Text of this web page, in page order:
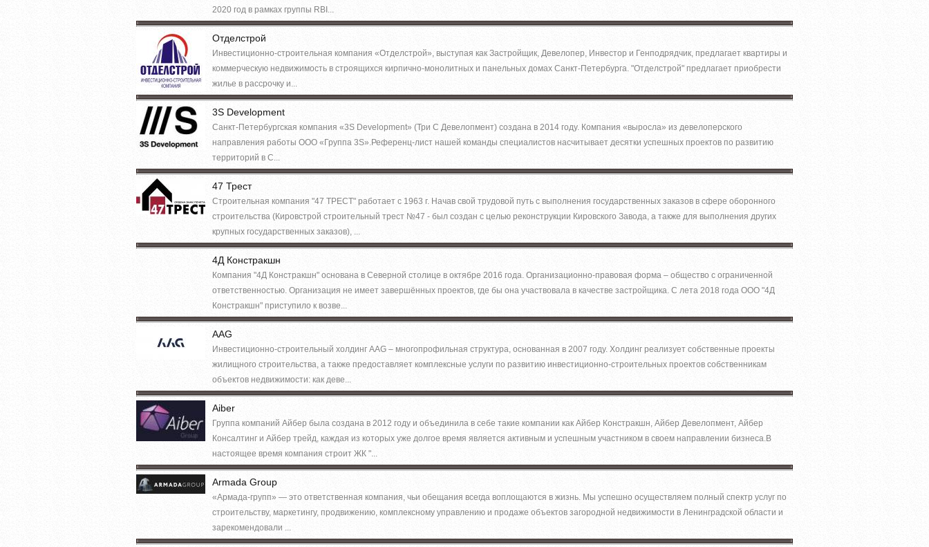
2020 год в рамках группы RBI...
Отделстрой
Инвестиционно-строительная компания «Отделстрой», выступая как Застройщик, Девелопер, Инвестор и Генподрядчик, предлагает квартиры и
коммерческую недвижимость в строящихся кирпично-монолитных и панельных домах Санкт-Петербурга. "Отделстрой" предлагает приобрести
жилье в рассрочку и...
3S Development
Санкт-Петербургская компания «3S Development» (Три С Девелопмент) создана в 2014 году. Компания «выросла» из девелоперского
направления работы ООО «Группа 3S».Референц-лист нашей команды специалистов насчитывает десятки успешных проектов по развитию
территорий в С...
47 Трест
Строительная компания "47 ТРЕСТ" работает с 1963 г. Начав свой трудовой путь с выполнения государственных заказов в сфере оборонного
строительства (Кировстрой строительный трест №47 - был создан с целью реконструкции Кировского Завода, а также для выполнения других
крупных государственных заказов), ...
4Д Констракшн
Компания "4Д Констракшн" основана в Северной столице в октябре 2016 года. Организационно-правовая форма – общество с ограниченной
ответственностью. Организация не имеет завершённых проектов, где бы она участвовала в качестве застройщика. С лета 2018 года ООО "4Д
Констракшн" приступило к возве...
AAG
Инвестиционно-строительный холдинг AAG – многопрофильная структура, основанная в 2007 году. Холдинг реализует собственные проекты
жилищного строительства, а также предоставляет комплексные услуги по развитию инвестиционно-строительных проектов собственникам
объектов недвижимости: как деве...
Aiber
Группа компаний Айбер была создана в 2012 году и объединила в себе такие компании как Айбер Констракшн, Айбер Девелопмент, Айбер
Консалтинг и Айбер трейд, каждая из которых уже долгое время является активным и успешным участником в своем направлении бизнеса.В
настоящее время компания строит ЖК "...
Armada Group
«Армада-групп» — это ответственная компания, чьи обещания всегда воплощаются в жизнь. Мы успешно осуществляем полный спектр услуг по
строительству, маркетингу, продвижению, комплексному управлению и продаже объектов загородной недвижимости в Ленинградской области и
зарекомендовали ...